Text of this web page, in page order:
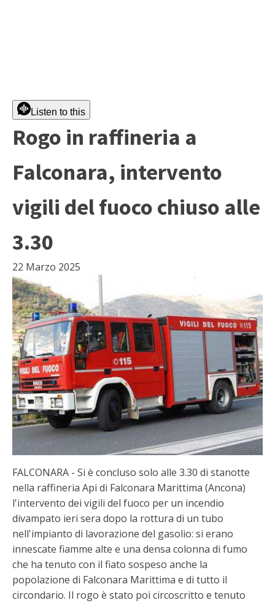
Listen to this
Rogo in raffineria a
Falconara, intervento
vigili del fuoco chiuso alle
3.30
22 Marzo 2025
FALCONARA - Si è concluso solo alle 3.30 di stanotte
nella raffineria Api di Falconara Marittima (Ancona)
l'intervento dei vigili del fuoco per un incendio
divampato ieri sera dopo la rottura di un tubo
nell'impianto di lavorazione del gasolio: si erano
innescate fiamme alte e una densa colonna di fumo
che ha tenuto con il fiato sospeso anche la
popolazione di Falconara Marittima e di tutto il
circondario. Il rogo è stato poi circoscritto e tenuto